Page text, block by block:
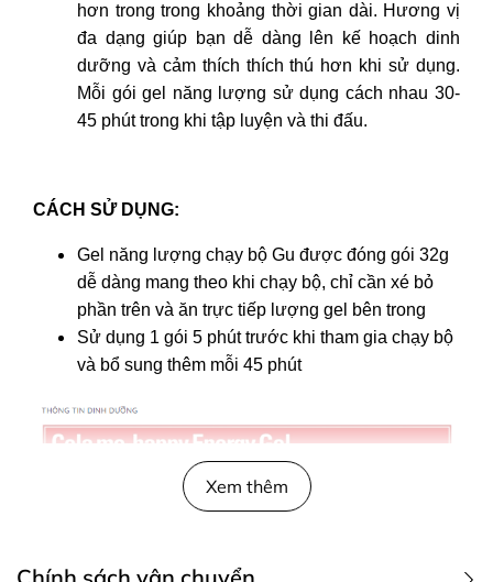
hơn trong trong khoảng thời gian dài. Hương vị
đa dạng giúp bạn dễ dàng lên kế hoạch dinh
dưỡng và cảm thích thích thú hơn khi sử dụng.
Mỗi gói gel năng lượng sử dụng cách nhau 30-
45 phút trong khi tập luyện và thi đấu.
CÁCH SỬ DỤNG:
Gel năng lượng chạy bộ Gu được đóng gói 32g
dễ dàng mang theo khi chạy bộ, chỉ cần xé bỏ
phần trên và ăn trực tiếp lượng gel bên trong
Sử dụng 1 gói 5 phút trước khi tham gia chạy bộ
và bổ sung thêm mỗi 45 phút
Xem thêm